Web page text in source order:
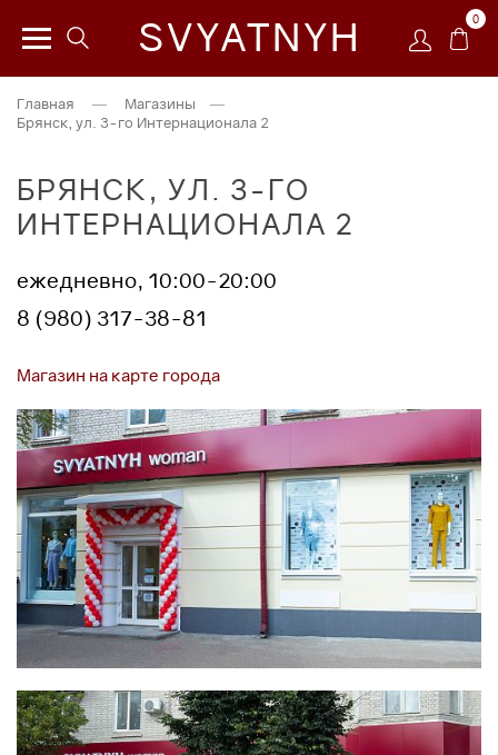
SVYATNYH 0
Главная — Магазины
—
Брянск, ул. 3-го Интернационала 2
БРЯНСК, УЛ. 3-ГО
ИНТЕРНАЦИОНАЛА 2
ежедневно, 10:00-20:00
8 (980) 317-38-81
Магазин на карте города